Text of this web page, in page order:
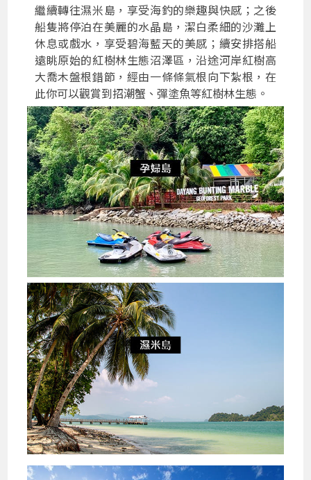
繼續轉往濕米島，享受海釣的樂趣與快感；之後
船隻將停泊在美麗的水晶島，潔白柔細的沙灘上
休息或戲水，享受碧海藍天的美感；續安排搭船
遠眺原始的紅樹林生態沼澤區，沿途河岸紅樹高
大喬木盤根錯節，經由一條條氣根向下紮根，在
此你可以觀賞到招潮蟹、彈塗魚等紅樹林生態。